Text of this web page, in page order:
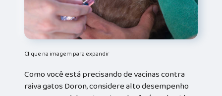
Clique na imagem para expandir
Como você está precisando de vacinas contra
raiva gatos Doron, considere alto desempenho